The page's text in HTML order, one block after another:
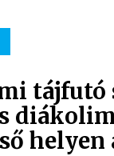
tájfutó
helyen